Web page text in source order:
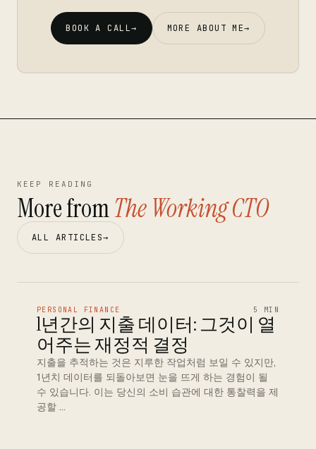
BOOK A CALL→ MORE ABOUT ME→
KEEP READING
More fromThe Working CTO
ALL ARTICLES→
PERSONAL FINANCE 5 MIN
1년간의 지출 데이터: 그것이 열
어주는 재정적 결정
지출을 추적하는 것은 지루한 작업처럼 보일 수 있지만,
1년치 데이터를 되돌아보면 눈을 뜨게 하는 경험이 될
수 있습니다. 이는 당신의 소비 습관에 대한 통찰력을 제
공할 …